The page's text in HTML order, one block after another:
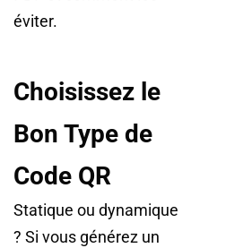
éviter.
Choisissez le
Bon Type de
Code QR
Statique ou dynamique
? Si vous générez un